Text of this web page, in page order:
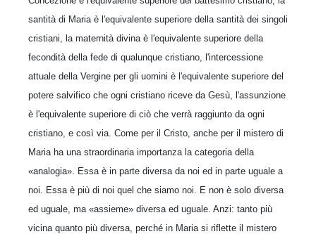
santità di Maria è l'equivalente superiore della santità dei singoli
cristiani, la maternità divina è l'equivalente superiore della
fecondità della fede di qualunque cristiano, l'intercessione
attuale della Vergine per gli uomini è l'equivalente superiore del
potere salvifico che ogni cristiano riceve da Gesù, l'assunzione
è l'equivalente superiore di ciò che verrà raggiunto da ogni
cristiano, e così via. Come per il Cristo, anche per il mistero di
Maria ha una straordinaria importanza la categoria della
«analogia». Essa è in parte diversa da noi ed in parte uguale a
noi. Essa è più di noi quel che siamo noi. E non è solo diversa
ed uguale, ma «assieme» diversa ed uguale. Anzi: tanto più
vicina quanto più diversa, perché in Maria si riflette il mistero